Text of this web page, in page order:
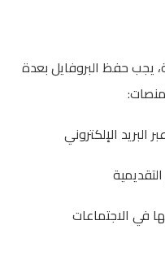
يجب حفظ البروفايل بعدة
في الاجتماعات